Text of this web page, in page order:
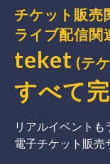
チケット販売
ライブ配信関
teket (テ
すべて
リアルイベントも
電子チケット販売